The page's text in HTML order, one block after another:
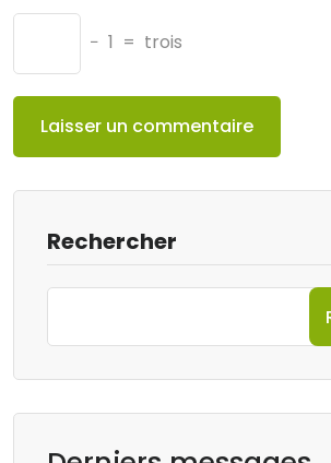
− 1 = trois
Rechercher